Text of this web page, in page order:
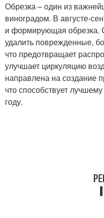
Обрезка – один из
виноградом. В августе-
и формирующая обрезка.
удалить поврежденные,
что предотвращает
улучшает циркуляцию
направлена на создание
что способствует
году.